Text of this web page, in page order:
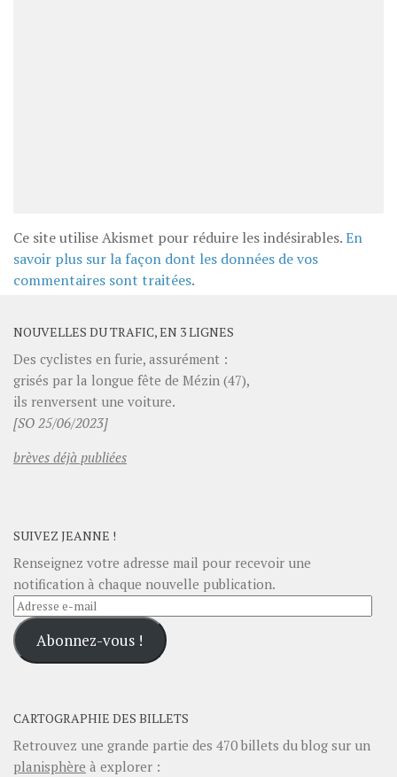
Ce site utilise Akismet pour réduire les indésirables.En
savoir plus sur la façon dont les données de vos
commentaires sont traitées.
NOUVELLES DU TRAFIC, EN 3 LIGNES
Des cyclistes en furie, assurément :
grisés par la longue fête de Mézin (47),
ils renversent une voiture.
[SO 25/06/2023]
brèves déjà publiées
SUIVEZ JEANNE !
Renseignez votre adresse mail pour recevoir une
notification à chaque nouvelle publication.
Adresse
e-
mailAbonnez-vous !
CARTOGRAPHIE DES BILLETS
Retrouvez une grande partie des 470billets du blog sur un
planisphère à explorer :